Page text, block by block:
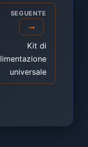
SEGUENTE
Kit di
universale